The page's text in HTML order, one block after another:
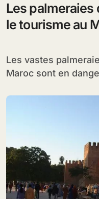
Les palmeraies
le tourisme au
Les vastes palmeraies de Marrakech au sud du
Maroc sont en